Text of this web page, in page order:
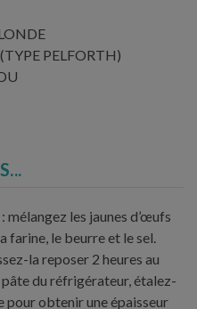
PELFORTH)
mélangez les jaunes d’œufs
farine, le beurre et le sel.
la reposer 2 heures au
du réfrigérateur, étalez-
pour obtenir une épaisseur